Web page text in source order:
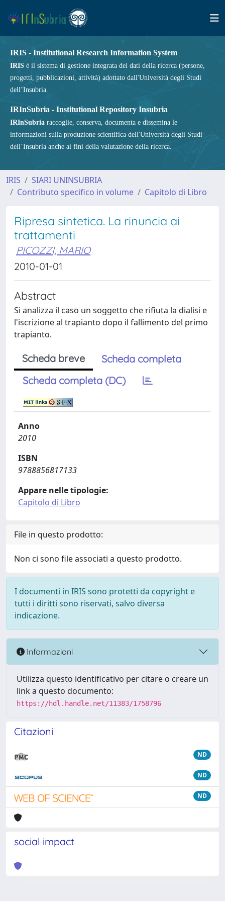
IRIS - Institutional Research Information System
IRIS è il sistema di gestione integrata dei dati della ricerca (persone,
progetti, pubblicazioni, attività) adottato dall'Università degli Studi
dell’Insubria.
IRInSubria - Institutional Repository Insubria
IRInSubria raccoglie, conserva, documenta e dissemina le
informazioni sulla produzione scientifica dell'Università degli Studi
dell’Insubria anche ai fini della valutazione della ricerca.
IRIS
SIARI UNINSUBRIA
Contributo specifico in volume
Capitolo di Libro
Ripresa sintetica. La rinuncia ai
trattamenti
PICOZZI, MARIO
2010-01-01
Abstract
Si analizza il caso un soggetto che rifiuta la dialisi e
l'iscrizione al trapianto dopo il fallimento del primo
trapianto.
Scheda breve
Scheda completa
Scheda completa (DC)
Anno
2010
ISBN
9788856817133
Appare nelle tipologie:
Capitolo di Libro
File in questo prodotto:
Non ci sono file associati a questo prodotto.
I documenti in IRIS sono protetti da copyright e
tutti i diritti sono riservati, salvo diversa
indicazione.
Informazioni
Utilizza questo identificativo per citare o creare un
link a questo documento:
https://hdl.handle.net/11383/1758796
Citazioni
ND
ND
ND
social impact